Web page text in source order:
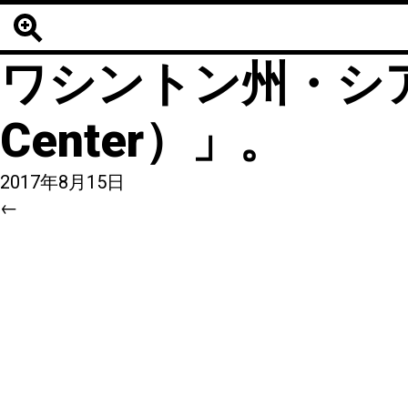
7|
ワシントン州・シ
Center）」。
2017年8月15日
←